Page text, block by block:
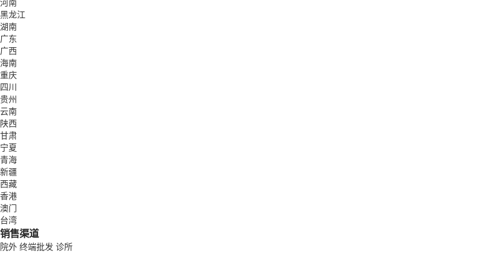
黑龙江
湖南
广东
广西
海南
重庆
四川
贵州
云南
陕西
甘肃
宁夏
青海
新疆
西藏
香港
澳门
台湾
销售渠道
院外 终端批发 诊所